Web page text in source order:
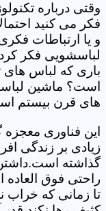
وقتی درباره
فکر می کنید
و یا ارتباطات
لباسشویی فکر
باری که لباس
است؟ ماشین
های قرن بیستم
این فناوری معجزه
زیادی بر زندگی
گذاشته
راحتی فوق العاده
تا زمانی که خراب